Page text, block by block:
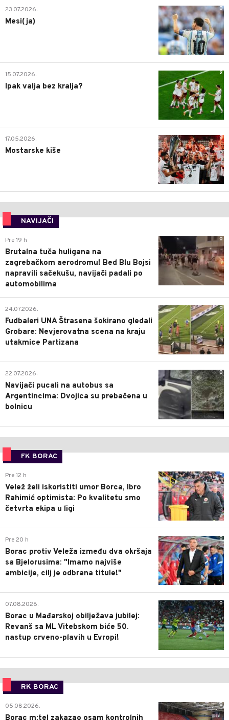
0
23.07.2026.
Mesi(ja)
2
15.07.2026.
Ipak valja bez kralja?
0
17.05.2026.
Mostarske kiše
NAVIJAČI
0
Pre 19 h
Brutalna tuča huligana na
zagrebačkom aerodromu! Bed Blu Bojsi
napravili sačekušu, navijači padali po
automobilima
0
24.07.2026.
Fudbaleri UNA Štrasena šokirano gledali
Grobare: Nevjerovatna scena na kraju
utakmice Partizana
0
22.07.2026.
Navijači pucali na autobus sa
Argentincima: Dvojica su prebačena u
bolnicu
FK BORAC
0
Pre 12 h
Velež želi iskoristiti umor Borca, Ibro
Rahimić optimista: Po kvalitetu smo
četvrta ekipa u ligi
0
Pre 20 h
Borac protiv Veleža između dva okršaja
sa Bjelorusima: "Imamo najviše
ambicije, cilj je odbrana titule!"
0
07.08.2026.
Borac u Mađarskoj obilježava jubilej:
Revanš sa ML Vitebskom biće 50.
nastup crveno-plavih u Evropi!
RK BORAC
0
05.08.2026.
Borac m:tel zakazao osam kontrolnih